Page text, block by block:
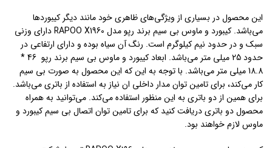
این محصول در بسیاری از ویژگی‌های ظاهری خود مانند دیگر کیبوردها
می‌باشد. کیبورد و ماوس بی سیم برند رپو مدل RAPOO X1960 دارای وزنی
سبک و در حدود نیم کیلوگرم است. رنگ آن سیاه بوده و دارای ارتفاعی در
حدود 25 میلی متر می‌باشد. ابعاد کیبورد و ماوس بی سیم برند رپو 46 *
18.8 میلی متر می‌باشد. با توجه به این که این محصول به صورت بی سیم
کار می‌کند، برای تامین توان مدار داخلی ان نیاز به استفاده از باتری می‌باشد.
برای همین از دو باتری به این منظور استفاده می‌کند. می‌توانید به همراه
محصول دو باتری دریافت کنید که برای تامین توان اتصال بی سیم کیبورد و
ماوس لازم خواهند بود.